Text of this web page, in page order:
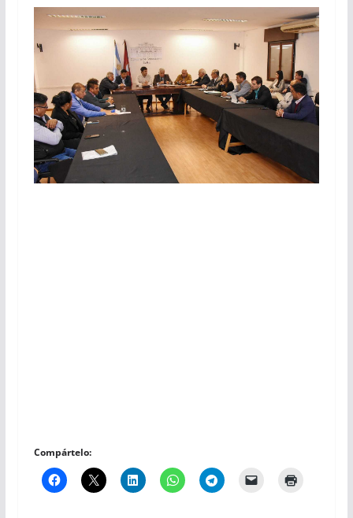
Compártelo: